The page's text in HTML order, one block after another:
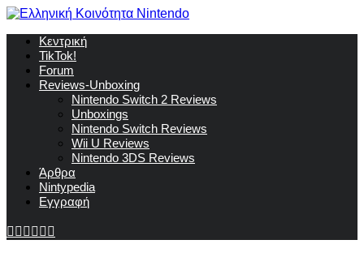
Κεντρική
TikTok!
Forum
Reviews-Unboxing
Nintendo Switch 2 Reviews
Unboxings
Nintendo Switch Reviews
Wii U Reviews
Nintendo 3DS Reviews
Άρθρα
Nintypedia
Εγγραφή